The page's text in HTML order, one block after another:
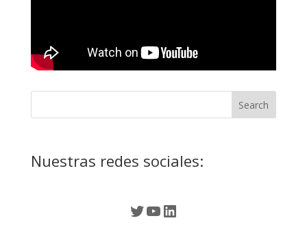
Nuestras redes sociales:
Twitter
YouTube
LinkedIn